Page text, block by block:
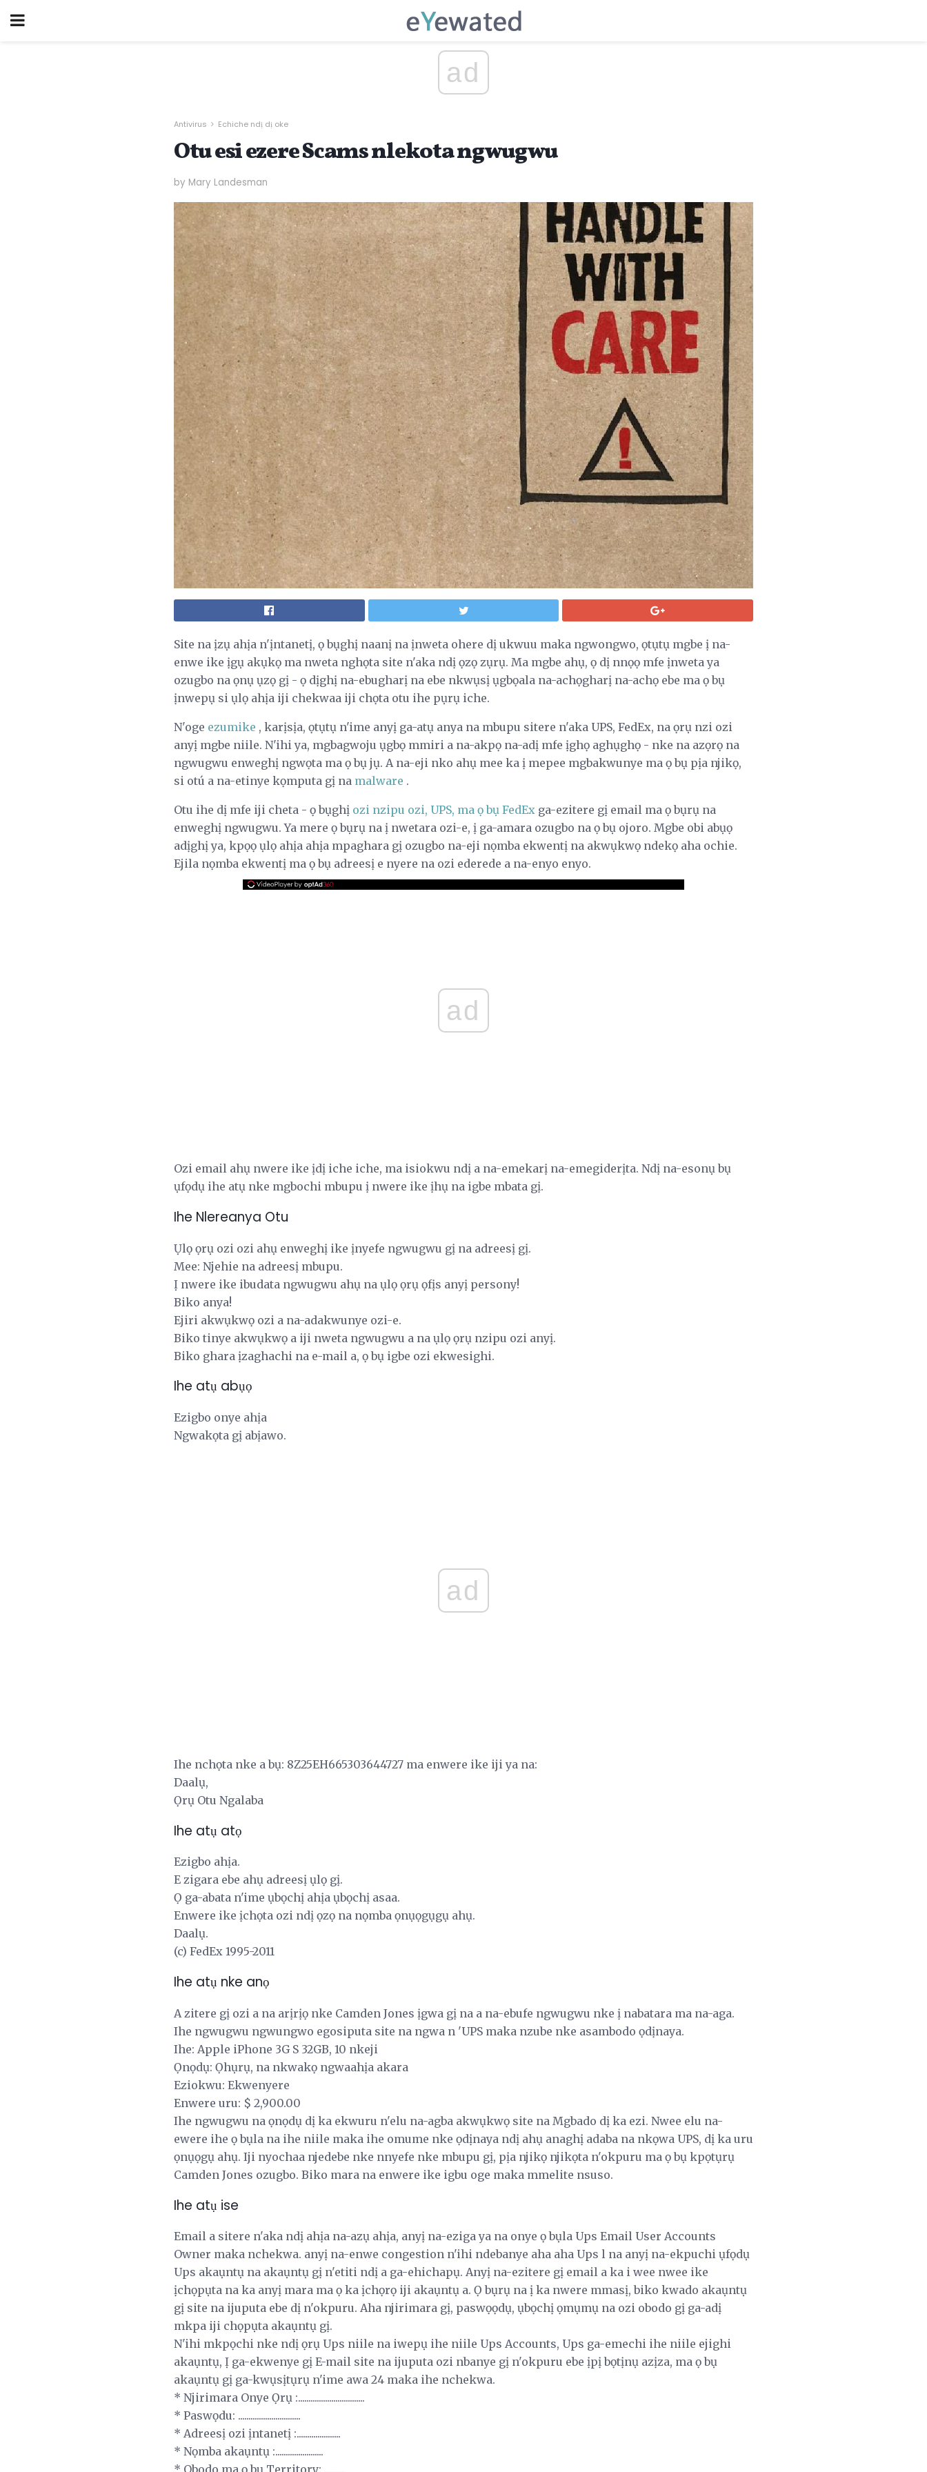
ad
Antivirus Echiche ndị dị oke
Otu esi ezere Scams nlekota ngwugwu
by Mary Landesman
Site na ịzụ ahịa n'ịntanetị, ọ bụghị naanị na ịnweta ohere dị ukwuu maka ngwongwo, ọtụtụ mgbe ị na-
enwe ike ịgụ akụkọ ma nweta nghọta site n'aka ndị ọzọ zụrụ. Ma mgbe ahụ, ọ dị nnọọ mfe ịnweta ya
ozugbo na ọnụ ụzọ gị - ọ dịghị na-ebugharị na ebe nkwụsị ụgbọala na-achọgharị na-achọ ebe ma ọ bụ
ịnwepụ si ụlọ ahịa iji chekwaa iji chọta otu ihe pụrụ iche.
N'oge ezumike , karịsịa, ọtụtụ n'ime anyị ga-atụ anya na mbupu sitere n'aka UPS, FedEx, na ọrụ nzi ozi
anyị mgbe niile. N'ihi ya, mgbagwoju ụgbọ mmiri a na-akpọ na-adị mfe ịghọ aghụghọ - nke na azọrọ na
ngwugwu enweghị ngwọta ma ọ bụ jụ. A na-eji nko ahụ mee ka ị mepee mgbakwunye ma ọ bụ pịa njikọ,
si otú a na-etinye kọmputa gị na malware .
Otu ihe dị mfe iji cheta - ọ bụghị ozi nzipu ozi, UPS, ma ọ bụ FedEx ga-ezitere gị email ma ọ bụrụ na
enweghị ngwugwu. Ya mere ọ bụrụ na ị nwetara ozi-e, ị ga-amara ozugbo na ọ bụ ojoro. Mgbe obi abụọ
adịghị ya, kpọọ ụlọ ahịa ahịa mpaghara gị ozugbo na-eji nọmba ekwentị na akwụkwọ ndekọ aha ochie.
Ejila nọmba ekwentị ma ọ bụ adreesị e nyere na ozi ederede a na-enyo enyo.
ad
Ozi email ahụ nwere ike ịdị iche iche, ma isiokwu ndị a na-emekarị na-emegiderịta. Ndị na-esonụ bụ
ụfọdụ ihe atụ nke mgbochi mbupu ị nwere ike ịhụ na igbe mbata gị.
Ihe Nlereanya Otu
Ụlọ ọrụ ozi ozi ahụ enweghị ike ịnyefe ngwugwu gị na adreesị gị.
Mee: Njehie na adreesị mbupu.
Ị nwere ike ibudata ngwugwu ahụ na ụlọ ọrụ ọfịs anyị persony!
Biko anya!
Ejiri akwụkwọ ozi a na-adakwunye ozi-e.
Biko tinye akwụkwọ a iji nweta ngwugwu a na ụlọ ọrụ nzipu ozi anyị.
Biko ghara ịzaghachi na e-mail a, ọ bụ igbe ozi ekwesighi.
Ihe atụ abụọ
Ezigbo onye ahịa
Ngwakọta gị abịawo.
ad
Ihe nchọta nke a bụ: 8Z25EH665303644727 ma enwere ike iji ya na:
Daalụ,
Ọrụ Otu Ngalaba
Ihe atụ atọ
Ezigbo ahịa.
E zigara ebe ahụ adreesị ụlọ gị.
Ọ ga-abata n'ime ụbọchị ahịa ụbọchị asaa.
Enwere ike ịchọta ozi ndị ọzọ na nọmba ọnụọgụgụ ahụ.
Daalụ.
(c) FedEx 1995-2011
Ihe atụ nke anọ
A zitere gị ozi a na arịrịọ nke Camden Jones ịgwa gị na a na-ebufe ngwugwu nke ị nabatara ma na-aga.
Ihe ngwugwu ngwungwo egosiputa site na ngwa n 'UPS maka nzube nke asambodo ọdịnaya.
Ihe: Apple iPhone 3G S 32GB, 10 nkeji
Ọnọdụ: Ọhụrụ, na nkwakọ ngwaahịa akara
Eziokwu: Ekwenyere
Enwere uru: $ 2,900.00
Ihe ngwugwu na ọnọdụ dị ka ekwuru n'elu na-agba akwụkwọ site na Mgbado dị ka ezi. Nwee elu na-
ewere ihe ọ bụla na ihe niile maka ihe omume nke ọdịnaya ndị ahụ anaghị adaba na nkọwa UPS, dị ka uru
ọnụọgụ ahụ. Iji nyochaa njedebe nke nnyefe nke mbupu gị, pịa njikọ njikọta n'okpuru ma ọ bụ kpọtụrụ
Camden Jones ozugbo. Biko mara na enwere ike igbu oge maka mmelite nsuso.
Ihe atụ ise
Email a sitere n'aka ndị ahịa na-azụ ahịa, anyị na-eziga ya na onye ọ bụla Ups Email User Accounts
Owner maka nchekwa. anyị na-enwe congestion n'ihi ndebanye aha aha Ups l na anyị na-ekpuchi ụfọdụ
Ups akaụntụ na akaụntụ gị n'etiti ndị a ga-ehichapụ. Anyị na-ezitere gị email a ka i wee nwee ike
ịchọpụta na ka anyị mara ma ọ ka ịchọrọ iji akaụntụ a. Ọ bụrụ na ị ka nwere mmasị, biko kwado akaụntụ
gị site na ijuputa ebe dị n'okpuru. Aha njirimara gị, paswọọdụ, ụbọchị ọmụmụ na ozi obodo gị ga-adị
mkpa iji chọpụta akaụntụ gị.
N'ihi mkpọchi nke ndị ọrụ Ups niile na iwepụ ihe niile Ups Accounts, Ups ga-emechi ihe niile ejighi
akaụntụ, Ị ga-ekwenye gị E-mail site na ijuputa ozi nbanye gị n'okpuru ebe ịpị bọtịnụ azịza, ma ọ bụ
akaụntụ gị ga-kwụsịtụrụ n'ime awa 24 maka ihe nchekwa.
* Njirimara Onye Ọrụ :................................
* Paswọdu: ..............................
* Adreesị ozi ịntanetị :.....................
* Nọmba akaụntụ :.......................